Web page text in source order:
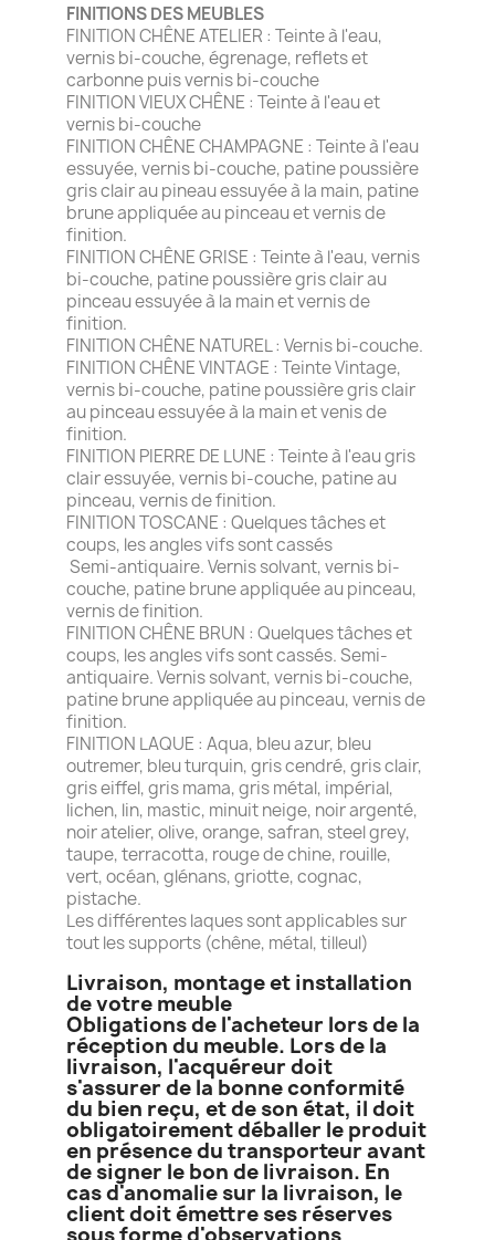
FINITIONS DES MEUBLES
FINITION CHÊNE ATELIER : Teinte à l'eau,
vernis bi-couche, égrenage, reflets et
carbonne puis vernis bi-couche
FINITION VIEUX CHÊNE : Teinte à l'eau et
vernis bi-couche
FINITION CHÊNE CHAMPAGNE : Teinte à l'eau
essuyée, vernis bi-couche, patine poussière
gris clair au pineau essuyée à la main, patine
brune appliquée au pinceau et vernis de
finition.
FINITION CHÊNE GRISE : Teinte à l'eau, vernis
bi-couche, patine poussière gris clair au
pinceau essuyée à la main et vernis de
finition.
FINITION CHÊNE NATUREL : Vernis bi-couche.
FINITION CHÊNE VINTAGE : Teinte Vintage,
vernis bi-couche, patine poussière gris clair
au pinceau essuyée à la main et venis de
finition.
FINITION PIERRE DE LUNE : Teinte à l'eau gris
clair essuyée, vernis bi-couche, patine au
pinceau, vernis de finition.
FINITION TOSCANE : Quelques tâches et
coups, les angles vifs sont cassés
Semi-antiquaire. Vernis solvant, vernis bi-
couche, patine brune appliquée au pinceau,
vernis de finition.
FINITION CHÊNE BRUN : Quelques tâches et
coups, les angles vifs sont cassés. Semi-
antiquaire. Vernis solvant, vernis bi-couche,
patine brune appliquée au pinceau, vernis de
finition.
FINITION LAQUE : Aqua, bleu azur, bleu
outremer, bleu turquin, gris cendré, gris clair,
gris eiffel, gris mama, gris métal, impérial,
lichen, lin, mastic, minuit neige, noir argenté,
noir atelier, olive, orange, safran, steel grey,
taupe, terracotta, rouge de chine, rouille,
vert, océan, glénans, griotte, cognac,
pistache.
Les différentes laques sont applicables sur
tout les supports (chêne, métal, tilleul)
Livraison, montage et installation
de votre meuble
Obligations de l'acheteur lors de la
réception du meuble. Lors de la
livraison, l'acquéreur doit
s'assurer de la bonne conformité
du bien reçu, et de son état, il doit
obligatoirement déballer le produit
en présence du transporteur avant
de signer le bon de livraison. En
cas d'anomalie sur la livraison, le
client doit émettre ses réserves